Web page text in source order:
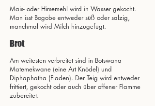
Mais- oder Hirsemehl wird in Wasser gekocht.
Man isst Bogobe entweder süß oder salzig,
manchmal wird Milch hinzugefügt.
Brot
Am weitesten verbreitet sind in Botswana
Matemekwane (eine Art Knödel) und
Diphaphatha (Fladen). Der Teig wird entweder
frittiert, gekocht oder auch über offener Flamme
zubereitet.